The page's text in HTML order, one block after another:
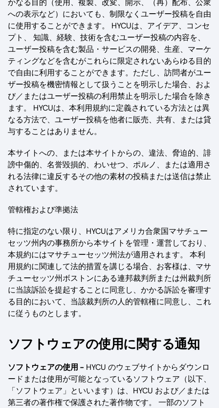
かなる目的（使用、複製、改変、開示、（再）配布、公衆
への表示など）においても、制限なくユーザー投稿を自由
に使用することができます。 HYCUは、アイデア、コンセ
プト、 知識、経験、技術を含むユーザー投稿の内容を、
ユーザー投稿を含む製品・サービスの開発、生産、マーケ
ティングなどを含むがこれらに限定されないあらゆる目的
で自由に利用することができます。ただし、訪問者がユー
ザー投稿を機密情報として扱うことを明示した場合、およ
び／またはユーザー投稿の利用禁止を明示した場合を除き
ます。 HYCUは、本利用規約に定義されている方法とは異
なる方法で、ユーザー投稿を他者に販売、共有、または貸
与することはありません。
本サイトへの、または本サイトからの、違法、脅迫的、誹
謗中傷的、名誉毀損的、わいせつ、ポルノ、または適用さ
れる法律に違反するその他の素材の投稿または送信は禁止
されています。
管轄権および準拠法
特に指定のない限り、HYCUはアメリカ合衆国マサチュー
セッツ州内の事務所から本サイトを管理・運営しており、
本規約にはマサチューセッツ州法が適用されます。 本利
用規約に関連して法的措置を講じる場合、お客様は、マサ
チューセッツ州ボストンにある連邦裁判所または州裁判所
に当該訴訟を提起することに同意し、かかる訴訟を審理す
る目的において、当該裁判所の人的管轄権に同意し、これ
に従うものとします。
ソフトウェアの使用に関する通知
ソフトウェアの使用 - HYCU のウェブサイトからダウンロ
ードまたは使用が可能となっているソフトウェア（以下、
「ソフトウェア」といいます）は、HYCU および／または
第三者の著作権で保護された著作物です。 一部のソフト